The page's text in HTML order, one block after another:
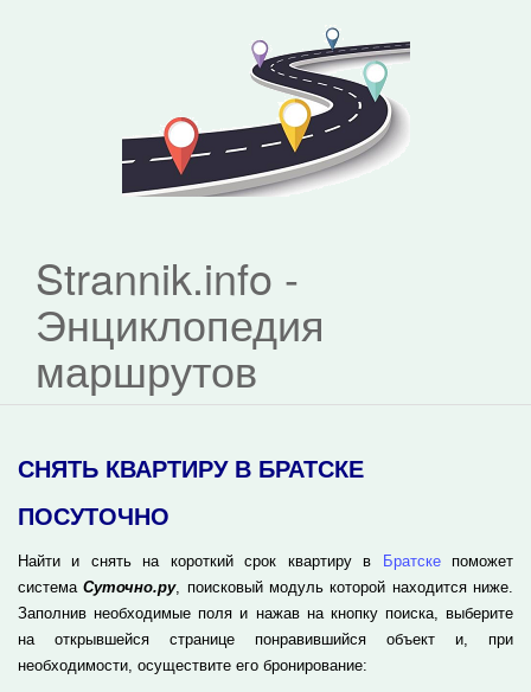
Strannik.info -
Энциклопедия
маршрутов
СНЯТЬ КВАРТИРУ В БРАТСКЕ
ПОСУТОЧНО
Найти и снять на короткий срок квартиру в Братскепоможет
системаСуточно.ру, поисковый модуль которой находится ниже.
Заполнив необходимые поля и нажав на кнопку поиска, выберите
на открывшейся странице понравившийся объект и, при
необходимости, осуществите его бронирование: